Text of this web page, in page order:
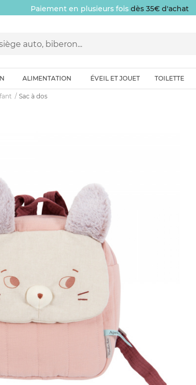
Paiement en plusieurs fois dès 35€ d'achat
ALIMENTATION ÉVEIL ET JOUET TOILETTE
Sac à dos